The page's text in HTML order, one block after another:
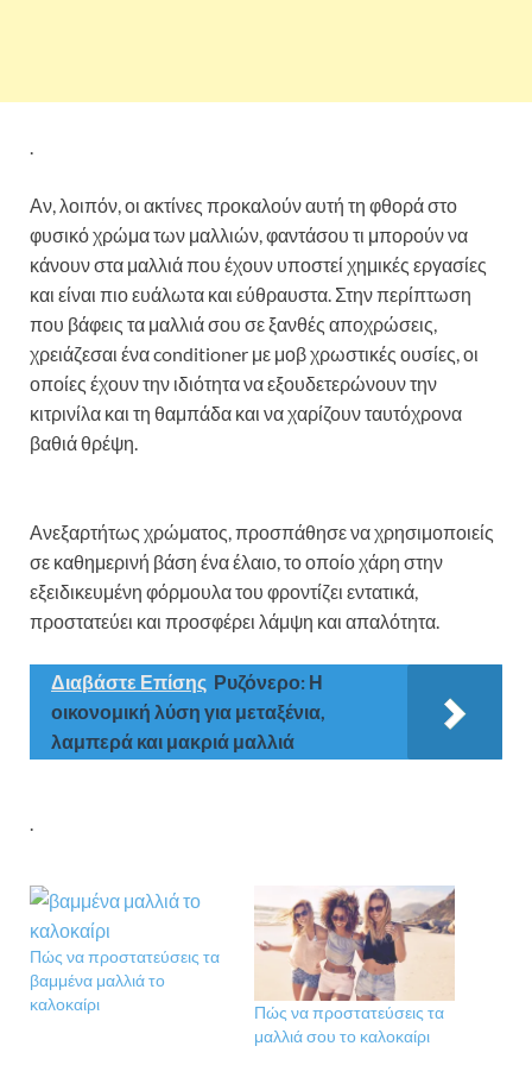
.
Αν, λοιπόν, οι ακτίνες προκαλούν αυτή τη φθορά στο
φυσικό χρώμα των μαλλιών, φαντάσου τι μπορούν να
κάνουν στα μαλλιά που έχουν υποστεί χημικές εργασίες
και είναι πιο ευάλωτα και εύθραυστα. Στην περίπτωση
που βάφεις τα μαλλιά σου σε ξανθές αποχρώσεις,
χρειάζεσαι ένα conditioner με μοβ χρωστικές ουσίες, οι
οποίες έχουν την ιδιότητα να εξουδετερώνουν την
κιτρινίλα και τη θαμπάδα και να χαρίζουν ταυτόχρονα
βαθιά θρέψη.
Ανεξαρτήτως χρώματος, προσπάθησε να χρησιμοποιείς
σε καθημερινή βάση ένα έλαιο, το οποίο χάρη στην
εξειδικευμένη φόρμουλα του φροντίζει εντατικά,
προστατεύει και προσφέρει λάμψη και απαλότητα.
Διαβάστε Επίσης Ρυζόνερο: Η
οικονομική λύση για μεταξένια,
λαμπερά και μακριά μαλλιά
.
Πώς να προστατεύσεις τα
βαμμένα μαλλιά το
καλοκαίρι
Πώς να προστατεύσεις τα
μαλλιά σου το καλοκαίρι